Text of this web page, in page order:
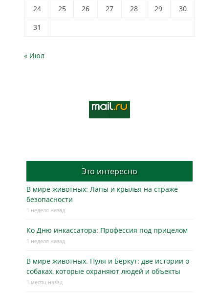
24
25 26 27 28 29
30
31
« Июл
Это интересно
В мире животных: Лапы и крылья на страже
безопасности
1 неделя назад
Ко Дню инкассатора: Профессия под прицелом
1 неделя назад
В мире животных. Пуля и Беркут: две истории о
собаках, которые охраняют людей и объекты
1 месяц назад